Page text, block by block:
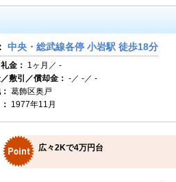
中央・総武線各停 小岩駅 徒歩18分
金： 1ヶ月／ -
敷引／償却金： -／ -／ -
葛飾区奥戸
1977年11月
広々2Kで4万円台